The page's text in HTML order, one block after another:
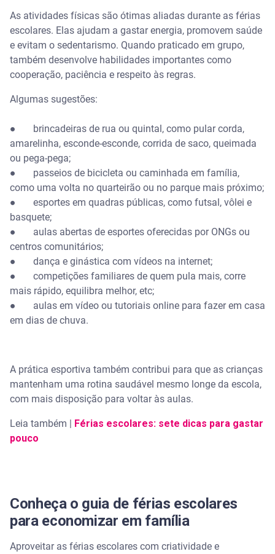
As atividades físicas são ótimas aliadas durante as férias
escolares. Elas ajudam a gastar energia, promovem saúde
e evitam o sedentarismo. Quando praticado em grupo,
também desenvolve habilidades importantes como
cooperação, paciência e respeito às regras.
Algumas sugestões:
● brincadeiras de rua ou quintal, como pular corda,
amarelinha, esconde-esconde, corrida de saco, queimada
ou pega-pega;
● passeios de bicicleta ou caminhada em família,
como uma volta no quarteirão ou no parque mais próximo;
● esportes em quadras públicas, como futsal, vôlei e
basquete;
● aulas abertas de esportes oferecidas por ONGs ou
centros comunitários;
● dança e ginástica com vídeos na internet;
● competições familiares de quem pula mais, corre
mais rápido, equilibra melhor, etc;
● aulas em vídeo ou tutoriais online para fazer em casa
em dias de chuva.
A prática esportiva também contribui para que as crianças
mantenham uma rotina saudável mesmo longe da escola,
com mais disposição para voltar às aulas.
Leia também |
Férias escolares: sete dicas para gastar
pouco
Conheça o guia de férias escolares
para economizar em família
Aproveitar as férias escolares com criatividade e